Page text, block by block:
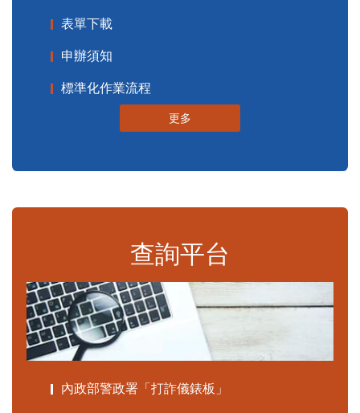
表單下載
申辦須知
標準化作業流程
更多
查詢平台
內政部警政署「打詐儀錶板」